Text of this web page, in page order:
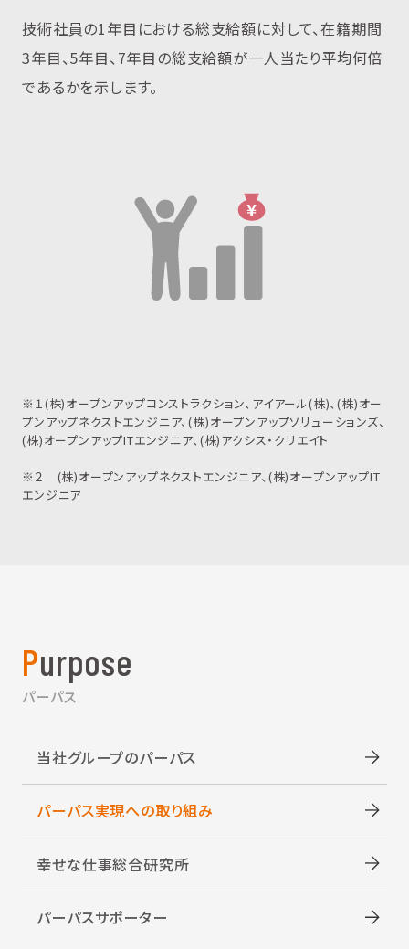
技術社員の1年目における総支給額に対して、在籍期間
3年目、5年目、7年目の総支給額が一人当たり平均何倍
であるかを示します。
※１(株)オープンアップコンストラクション、アイアール(株)、(株)オー
プンアップネクストエンジニア、(株)オープンアップソリューションズ、
(株)オープンアップITエンジニア、(株)アクシス・クリエイト
※２ (株)オープンアップネクストエンジニア、(株)オープンアップIT
エンジニア
Purpose
パーパス
当社グループのパーパス
パーパス実現への取り組み
幸せな仕事総合研究所
パーパスサポーター